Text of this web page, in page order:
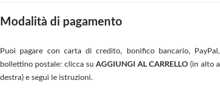
Modalità di pagamento
Puoi pagare con carta di credito, bonifico bancario, PayPal,
bollettino postale: clicca suAGGIUNGI AL CARRELLO (in alto a
destra) e segui le istruzioni.